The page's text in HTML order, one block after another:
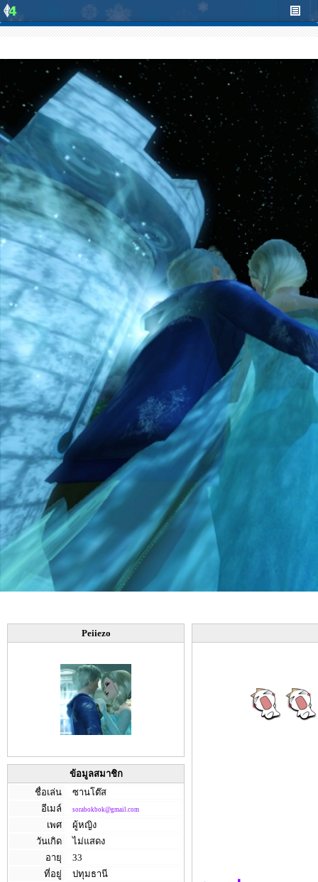
Peiiezo
ข้อมูลสมาชิก
ชื่อเล่น
ซานโต๊ส
อีเมล์
sorabokbok@gmail.com
เพศ
ผู้หญิง
วันเกิด
ไม่แสดง
อายุ
33
ที่อยู่
ปทุมธานี